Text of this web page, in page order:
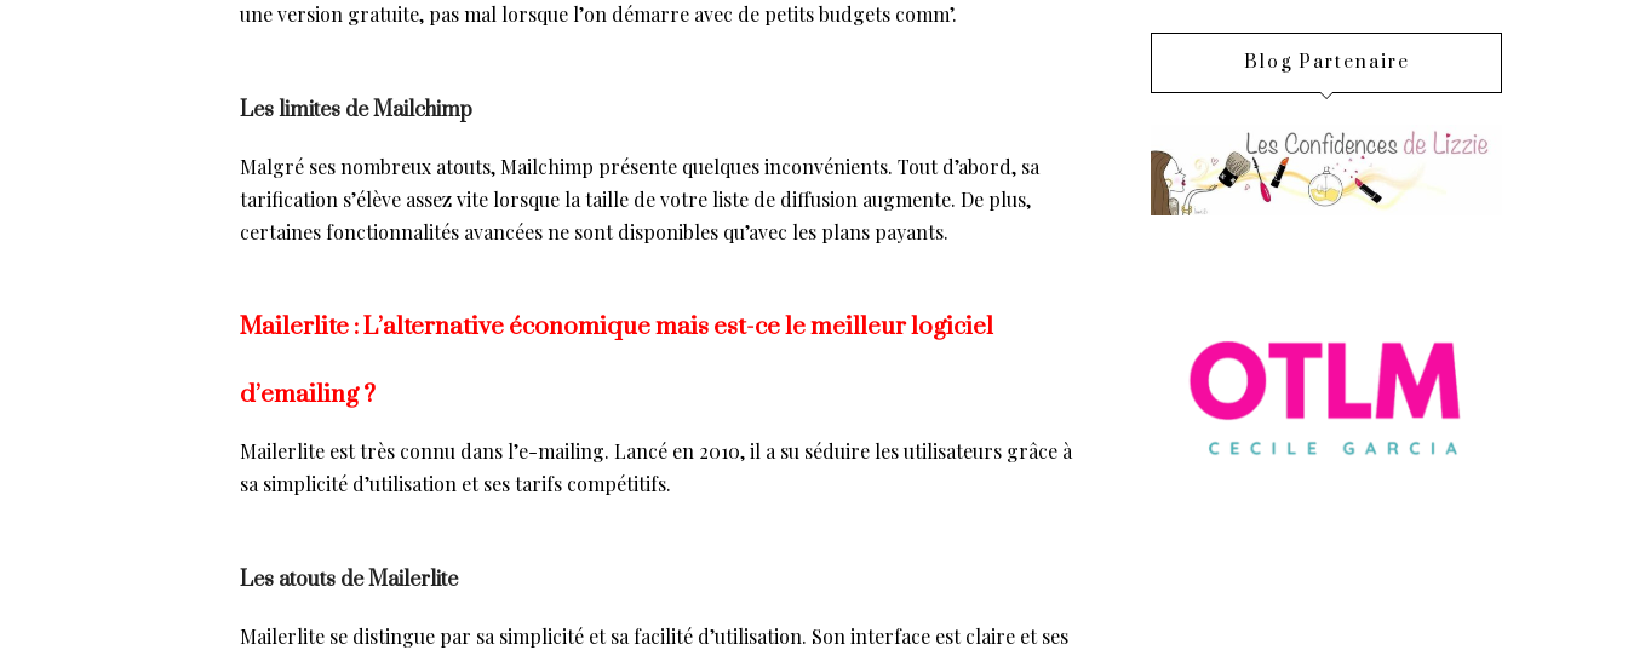
une version gratuite, pas mal lorsque l’on démarre avec de petits budgets comm’.
Les limites de Mailchimp
Malgré ses nombreux atouts, Mailchimp présente quelques inconvénients. Tout d’abord, sa
tarification s’élève assez vite lorsque la taille de votre liste de diffusion augmente. De plus,
certaines fonctionnalités avancées ne sont disponibles qu’avec les plans payants.
Mailerlite : L’alternative économique mais est-ce le meilleur logiciel
d’emailing ?
Mailerlite est très connu dans l’e-mailing. Lancé en 2010, il a su séduire les utilisateurs grâce à
sa simplicité d’utilisation et ses tarifs compétitifs.
Les atouts de Mailerlite
Mailerlite se distingue par sa simplicité et sa facilité d’utilisation. Son interface est claire et ses
Blog Partenaire